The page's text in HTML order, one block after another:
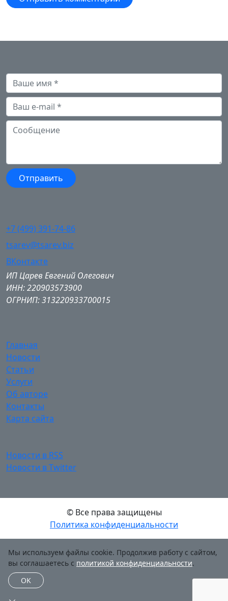
+7 (499) 391-74-86
tsarev@tsarev.biz
ВКонтакте
ИП Царев Евгений Олегович
ИНН: 220903573900
ОГРНИП: 313220933700015
Главная
Новости
Статьи
Услуги
Об авторе
Контакты
Карта сайта
Новости в RSS
Новости в Twitter
© Все права защищены
Политика конфиденциальности
Мы используем файлы cookie. Продолжив работу с сайтом,
вы соглашаетесь с политикой конфиденциальности.
OK